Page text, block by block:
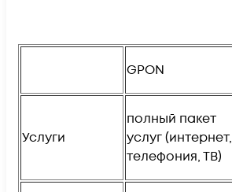
GPON
Услуги
полный пакет
услуг (интернет,
телефония, ТВ)